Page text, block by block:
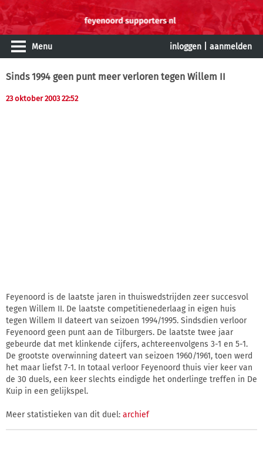
Menu inloggen aanmelden
Sinds 1994 geen punt meer verloren tegen Willem II
23 oktober 2003 22:52
Feyenoord is de laatste jaren in thuiswedstrijden zeer succesvol
tegen Willem II. De laatste competitienederlaag in eigen huis
tegen Willem II dateert van seizoen 1994/1995. Sindsdien verloor
Feyenoord geen punt aan de Tilburgers. De laatste twee jaar
gebeurde dat met klinkende cijfers, achtereenvolgens 3-1 en 5-1.
De grootste overwinning dateert van seizoen 1960/1961, toen werd
het maar liefst 7-1. In totaal verloor Feyenoord thuis vier keer van
de 30 duels, een keer slechts eindigde het onderlinge treffen in De
Kuip in een gelijkspel.
Meer statistieken van dit duel: archief